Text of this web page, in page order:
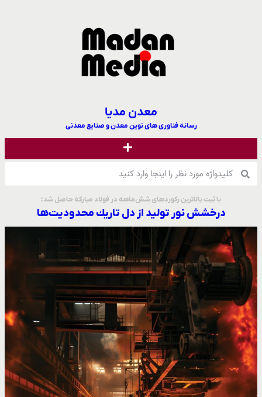
معدن مدیا
رسانه فناوری های نوین معدن و صنایع معدنی
با ثبت بالاترین رکوردهای شش‌ماهه در فولاد مبارکه حاصل شد؛
درخشش نور تولید از دل تاریك محدودیت‌ها